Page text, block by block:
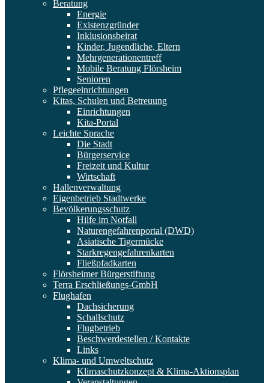
Beratung
Energie
Existenzgründer
Inklusionsbeirat
Kinder, Jugendliche, Eltern
Mehrgenerationentreff
Mobile Beratung Flörsheim
Senioren
Pflegeeinrichtungen
Kitas, Schulen und Betreuung
Einrichtungen
Kita-Portal
Leichte Sprache
Die Stadt
Bürgerservice
Freizeit und Kultur
Wirtschaft
Hallenverwaltung
Eigenbetrieb Stadtwerke
Bevölkerungsschutz
Hilfe im Notfall
Naturengefahrenportal (DWD)
Asiatische Tigermücke
Starkregengefahrenkarten
Fließpfadkarten
Flörsheimer Bürgerstiftung
Terra Erschließungs-GmbH
Flughafen
Dachsicherung
Schallschutz
Flugbetrieb
Beschwerdestellen / Kontakte
Links
Klima- und Umweltschutz
Klimaschutzkonzept & Klima-Aktionsplan